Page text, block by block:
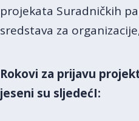
projekata Suradničkih
sredstava za
Rokovi za prijavu
jeseni su sljedećI: